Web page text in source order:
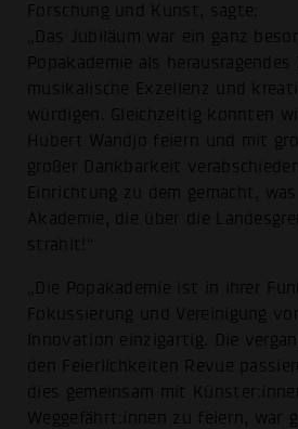
Forschung und Kunst, sagte:
„Das Jubiläum war ein ganz
Popakademie als
musikalische Exzellenz und
würdigen. Gleichzeitig konnten
Hubert Wandjo feiern und mit
großer Dankbarkeit
Einrichtung zu dem gemacht,
Akademie, die über die
strahlt!“
„Die Popakademie ist in ihrer
Fokussierung und Vereinigung
Innovation einzigartig. Die
den Feierlichkeiten Revue
dies gemeinsam mit
Weggefährt:innen zu feiern, war